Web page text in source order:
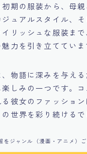
期の服装から、母
ュアルスタイル、
リッシュな服装ま
力を引き立てていま
物語に深みを与え
しみの一つです。
彼女のファッショ
世界を彩り続けるで
をジャンル（漫画・アニメ）